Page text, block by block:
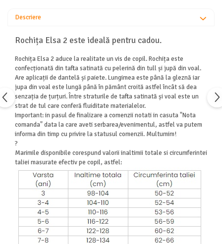
Descriere
Rochița Elsa 2 este ideală pentru cadou.
Rochița Elsa 2 aduce la realitate un vis de copil. Rochița este
confecționată din tafta satinată cu pelerină din tull și jupă din voal.
Are aplicații de dantelă și paiete. Lungimea este până la gleznă iar
jupa din voal este lungă până în pământ croită astfel încât să dea
senzația de țurțuri. Între straturile de tafta satinată și voal este un
strat de tul care conferă fluiditate materialelor.
Important: in pasul de finalizare a comenzii notati in casuta "Nota
comanda" data la care aveti serbarea/evenimentul, astfel va putem
informa din timp cu privire la statusul comenzii. Multumim!
?
Marimile disponibile corespund valorii inaltimii totale si circumferintei
taliei masurate efectiv pe copil, astfel: